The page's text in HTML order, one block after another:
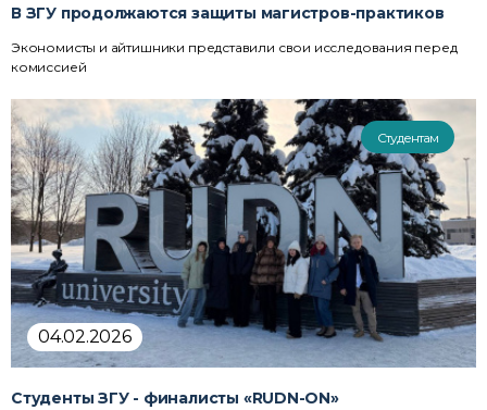
В ЗГУ продолжаются защиты магистров-практиков
Экономисты и айтишники представили свои исследования перед
комиссией
Студентам
04.02.2026
Студенты ЗГУ - финалисты «RUDN-ON»